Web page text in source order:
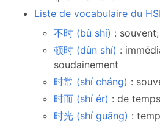
Liste de vocabulaire du
不时 (bù shí) :
顿时 (dùn shí) :
soudainement
时常 (shí cháng) :
时而 (shí ér) : de
时光 (shí guāng) :